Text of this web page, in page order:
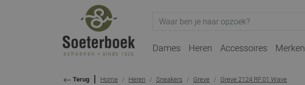
Dames Heren Accessoires Merken
Terug Home Heren Sneakers Greve Greve 2124 RF.01 Wave